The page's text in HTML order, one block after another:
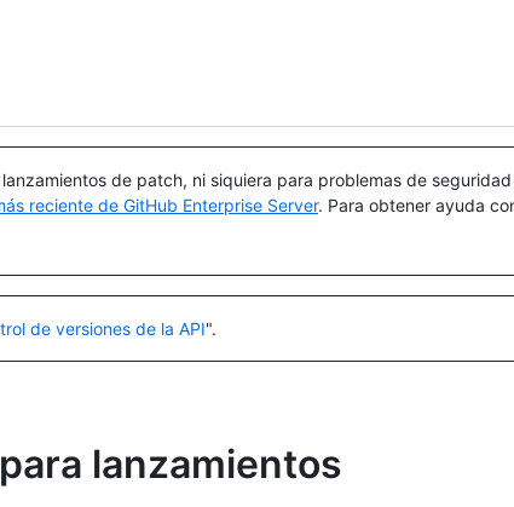
de patch, ni siquiera para problemas de
reciente de GitHub Enterprise Server. Para obtener ayuda
de versiones de la API".
lanzamientos